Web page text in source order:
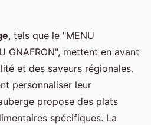
, tels que le "MENU
GNAFRON", mettent en avant
et des saveurs régionales.
personnaliser leur
propose des plats
spécifiques. La